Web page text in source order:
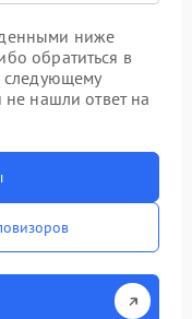
ниже
обратиться в
следующему
не нашли ответ на